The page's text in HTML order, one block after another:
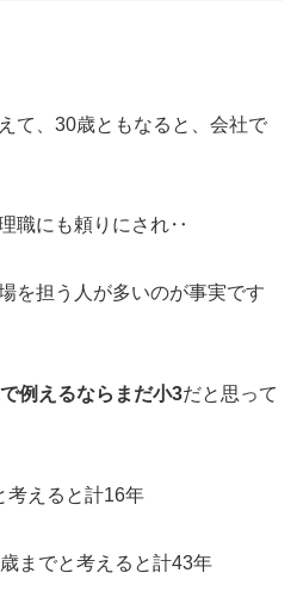
て、30歳ともなると、会社で
職にも頼りにされ‥
を担う人が多いのが事実です
例えるならまだ小3だと思って
考えると計16年
までと考えると計43年